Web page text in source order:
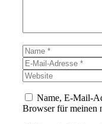
Name
Name, E-Mail-
Browser für meinen